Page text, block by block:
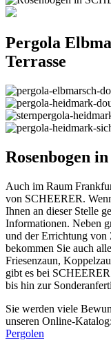
Pergola
Terrasse
Rosenbogen
Auch im Raum
von SCHEERER.
Ihnen an dieser Stelle
Informationen. Neben
und der Errichtung von
bekommen Sie auch
Friesenzaun,
gibt es bei
bis hin zur
Sie werden viele
unseren Online-Katalog:
Pergolen